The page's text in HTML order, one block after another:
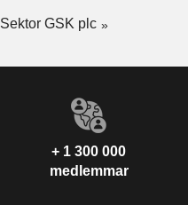
Sektor GSK plc
+ 1 300 000
medlemmar